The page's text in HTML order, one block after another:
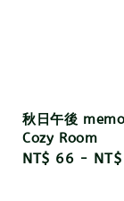
秋日午後
Cozy Room
Regular
NT$ 66 -